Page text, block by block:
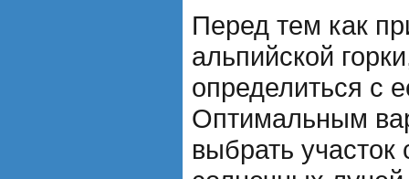
Перед тем как
альпийской
определиться с
Оптимальным
выбрать